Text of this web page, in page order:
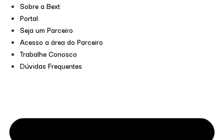
Sobre a Bext
Portal
Seja um Parceiro
Acesso a área do Parceiro
Trabalhe Conosco
Dúvidas Frequentes